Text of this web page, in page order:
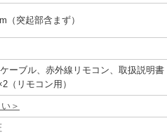
（突起部含まず）
ーブル、赤外線リモコン、取扱説明書
（リモコン用）
＞